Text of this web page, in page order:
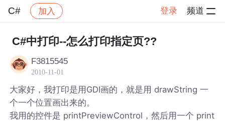
C# 加入 登录 频道
社区 C# 帖子详情
C#中打印--怎么打印指定页??
F3815545
2010-11-01
大家好，我打印是用GDI画的，就是用 drawString 一
个一个位置画出来的。
我用的控件是 printPreviewControl，然后用一个 print